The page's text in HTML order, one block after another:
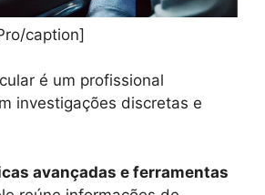
caption]
é um profissional
investigações discretas e
avançadas e ferramentas